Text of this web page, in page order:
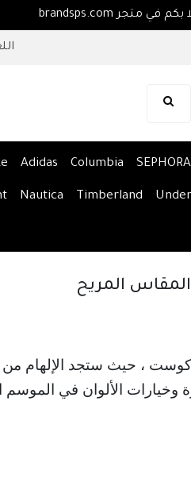
اهلا بكم في متجر brandsps.com
SEPHORA
Columbia
Adidas
Timberland
Nautica
المريح
، حيث ستجد الإلهام من